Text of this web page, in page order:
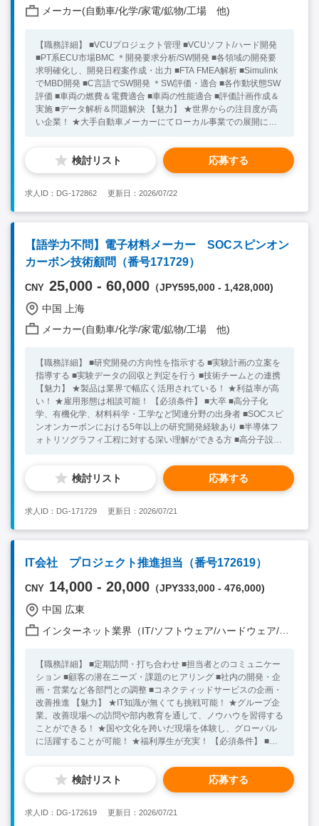
メーカー(自動車/化学/家電/鉱物/工場 他)
【職務詳細】 ■VCUプロジェクト管理 ■VCUソフト/ハード開発
■PT系ECU市場BMC ＊開発要求分析/SW開発 ■各領域の開発要
求明確化し、開発日程案作成・出力 ■FTA FMEA解析 ■Simulink
でMBD開発 ■C言語でSW開発 ＊SW評価・適合 ■各作動状態SW
評価 ■車両の燃費＆電費適合 ■車両の性能適合 ■評価計画作成＆
実施 ■データ解析＆問題解決 【魅力】 ★世界からの注目度が高
い企業！ ★大手自動車メーカーにてローカル事業での展開に携
究開発をさらに推進している！ ★研修制度が完備！ ★福利厚生
が充実している！ 【必須条件】 ■大卒 ■自動車業界での経験者
■VCU（車両制御ユニット）のソフトウェア・ハードウェア開発
■Simulinkを用いたMBD開発スキル、C言語によるソフトウェア
開発スキル、FTA・FMEA解析スキルあり 【求める人物像】 ■プ
ロジェクトリーダーまたはそれに相当する経験があり ■組織内外
のメンバーを牽引し活動推進できる方 ★30代～50代の方が活躍
中！ ※キーワード：中国日系企業就職 中国勤務 無料斡旋サ
ービス
検討リスト 応募する
求人ID：DG-172862 更新日：2026/07/22
【語学力不問】電子材料メーカー SOCスピンオン
カーボン技術顧問（番号171729）
CNY 25,000 - 60,000 （JPY595,000 - 1,428,000)
中国 上海
メーカー(自動車/化学/家電/鉱物/工場 他)
【職務詳細】 ■研究開発の方向性を指示する ■実験計画の立案を
指導する ■実験データの回収と判定を行う ■技術チームとの連携
【魅力】 ★製品は業界で幅広く活用されている！ ★利益率が高
い！ ★雇用形態は相談可能！ 【必須条件】 ■大卒 ■高分子化
学、有機化学、材料科学・工学など関連分野の出身者 ■SOCスピ
ンオンカーボンにおける5年以上の研究開発経験あり ■半導体フ
ォトリソグラフィ工程に対する深い理解ができる方 ■高分子設
ト、量産までの移行経験がある方 ■先端ノード（14nm以下）に
おけるSOC材料開発に直接関与した経験者 ※キーワード：中国
検討リスト 応募する
求人ID：DG-171729 更新日：2026/07/21
IT会社 プロジェクト推進担当（番号172619）
CNY 14,000 - 20,000 （JPY333,000 - 476,000)
中国 広東
インターネット業界（IT/ソフトウェア/ハードウェア/モバイル/通信 他）
【職務詳細】 ■定期訪問・打ち合わせ ■担当者とのコミュニケー
ション ■顧客の潜在ニーズ・課題のヒアリング ■社内の開発・企
画・営業など各部門との調整 ■コネクティッドサービスの企画・
改善推進 【魅力】 ★IT知識が無くても挑戦可能！ ★グループ企
業。改善現場への訪問や部内教育を通して、ノウハウを習得する
ことができる！ ★国や文化を跨いだ現場を体験し、グローバル
に活躍することが可能！ ★福利厚生が充実！ 【必須条件】 ■大
内を繋ぐコーディネート能力、調整力、課題解決への姿勢 【尚
可歓迎条件】 ■自動車業界経験優先 ★30代の方が活躍中！ ※キ
検討リスト 応募する
求人ID：DG-172619 更新日：2026/07/21